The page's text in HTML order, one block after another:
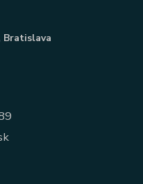
Bratislava